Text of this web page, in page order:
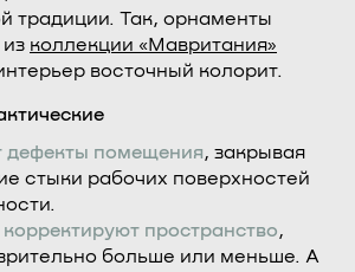
традиции. Так, орнаменты
коллекции «Мавритания»
восточный колорит.
дефекты помещения, закрывая
стыки рабочих поверхностей
пространство,
больше или меньше. А